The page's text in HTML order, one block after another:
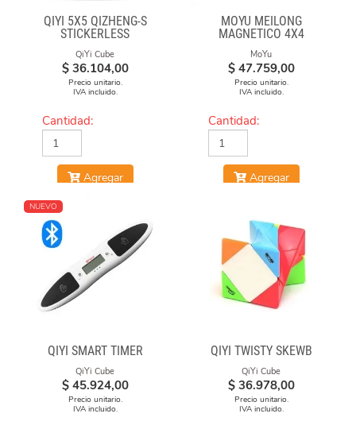
QIYI 5X5 QIZHENG-S
STICKERLESS
QiYi Cube
$ 36.104,00
Precio unitario.
IVA incluido.
Cantidad:
Agregar
MOYU MEILONG
MAGNETICO 4X4
MoYu
$ 47.759,00
Precio unitario.
IVA incluido.
Cantidad:
Agregar
NUEVO
QIYI SMART TIMER
QiYi Cube
$ 45.924,00
Precio unitario.
IVA incluido.
QIYI TWISTY SKEWB
QiYi Cube
$ 36.978,00
Precio unitario.
IVA incluido.